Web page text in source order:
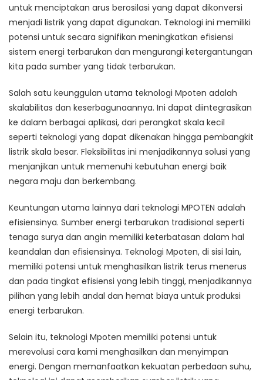
untuk menciptakan arus berosilasi yang dapat dikonversi
menjadi listrik yang dapat digunakan. Teknologi ini memiliki
potensi untuk secara signifikan meningkatkan efisiensi
sistem energi terbarukan dan mengurangi ketergantungan
kita pada sumber yang tidak terbarukan.
Salah satu keunggulan utama teknologi Mpoten adalah
skalabilitas dan keserbagunaannya. Ini dapat diintegrasikan
ke dalam berbagai aplikasi, dari perangkat skala kecil
seperti teknologi yang dapat dikenakan hingga pembangkit
listrik skala besar. Fleksibilitas ini menjadikannya solusi yang
menjanjikan untuk memenuhi kebutuhan energi baik
negara maju dan berkembang.
Keuntungan utama lainnya dari teknologi MPOTEN adalah
efisiensinya. Sumber energi terbarukan tradisional seperti
tenaga surya dan angin memiliki keterbatasan dalam hal
keandalan dan efisiensinya. Teknologi Mpoten, di sisi lain,
memiliki potensi untuk menghasilkan listrik terus menerus
dan pada tingkat efisiensi yang lebih tinggi, menjadikannya
pilihan yang lebih andal dan hemat biaya untuk produksi
energi terbarukan.
Selain itu, teknologi Mpoten memiliki potensi untuk
merevolusi cara kami menghasilkan dan menyimpan
energi. Dengan memanfaatkan kekuatan perbedaan suhu,